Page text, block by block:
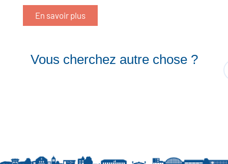
En savoir plus
Vous cherchez autre chose ?